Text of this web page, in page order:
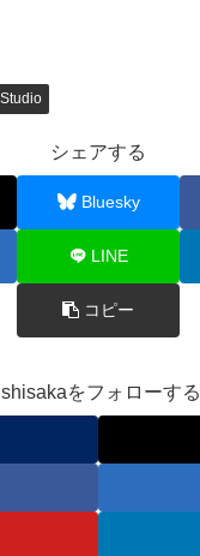
シェアする
Bluesky
LINE
コピー
Ishisakaをフォローする